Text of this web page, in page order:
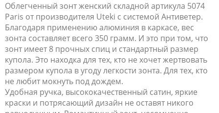
Облегченный зонт женский складной артикула 5074
Paris от производителя Uteki с системой Антиветер.
Благодаря применению алюминия в каркасе, вес
зонта составляет всего 350 грамм. И это при том, что
зонт имеет 8 прочных спиц и стандартный размер
купола. Это находка для тех, кто не хочет жертвовать
размером купола в угоду легкости зонта. Для тех, кто
не любит мокнуть под дождем.
Удобная ручка, высококачественный сатин, яркие
краски и потрясающий дизайн не оставят никого